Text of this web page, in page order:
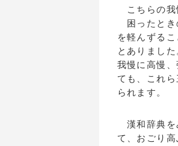
こちらの我
困ったとき
を軽んずる
とありまし
我慢に高慢
ても、これ
られます。
漢和辞典を
て、おごり